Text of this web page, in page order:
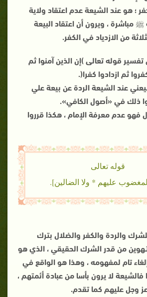
؛ هو عند الشيعة عدم اعتقاد ولاية
مباشرة ، ويرون أن اعتقاد البيعة
من الازدياد في الكفر.
قوله تعالى )إن الذين آمنوا ثم
ثم ازدادوا كفرا(.
عند الشيعة الردة عن بيعة علي
ذلك في «أصول الكافي».
فهو عدم معرفة الإمام ، هكذا قرروا
قوله تعالى
عليهم * ولا الضالين].
والردة والكفر والضلال بترك
تـهوين من قدر الشرك الحقيقي ، الذي هو
إلغاء تام لمفهومه ، وهذا هو الواقع في
لا يرون بأسا من عبادة أئمتهم ،
وجل عليهم كما تقدم.